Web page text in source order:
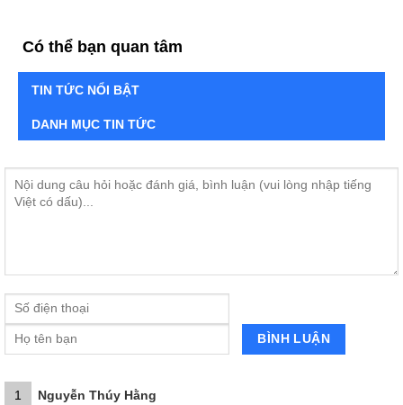
Có thể bạn quan tâm
TIN TỨC NỔI BẬT
DANH MỤC TIN TỨC
1 Nguyễn Thúy Hằng